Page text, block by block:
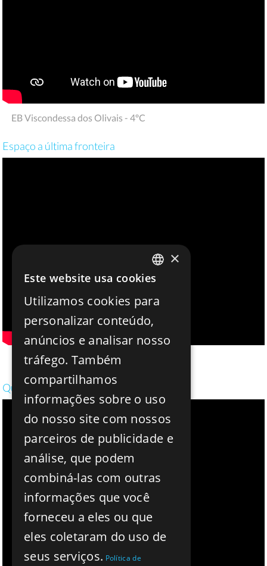
EB Viscondessa dos Olivais - 4ºC
Espaço a última fronteira
EB de Santo Amaro - 4ºC
Quando eu fui à ciência Viva
PORTUGUESE
ENGLISH
SPANISH
×
Este website usa cookies
Utilizamos cookies para
personalizar conteúdo,
anúncios e analisar nosso
tráfego. Também
compartilhamos
informações sobre o uso
do nosso site com nossos
parceiros de publicidade e
análise, que podem
combiná-las com outras
informações que você
forneceu a eles ou que
eles coletaram do uso de
seus serviços. Política de